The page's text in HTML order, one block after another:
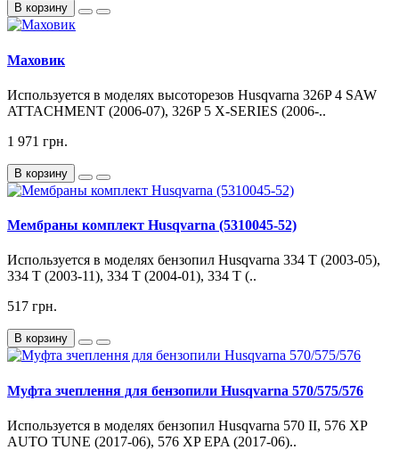
В корзину
Маховик
Используется в моделях высоторезов Husqvarna 326P 4 SAW
ATTACHMENT (2006-07), 326P 5 X-SERIES (2006-..
1 971 грн.
В корзину
Мембраны комплект Husqvarna (5310045-52)
Используется в моделях бензопил Husqvarna 334 T (2003-05),
334 T (2003-11), 334 T (2004-01), 334 T (..
517 грн.
В корзину
Муфта зчеплення для бензопили Husqvarna 570/575/576
Используется в моделях бензопил Husqvarna 570 II, 576 XP
AUTO TUNE (2017-06), 576 XP EPA (2017-06)..